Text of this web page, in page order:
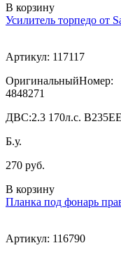
В корзину
Усилитель торпедо от
Артикул: 117117
ОригинальныйНомер:
4848271
ДВС:2.3 170л.с.
Б.у.
270 руб.
В корзину
Планка под фонарь
Артикул: 116790